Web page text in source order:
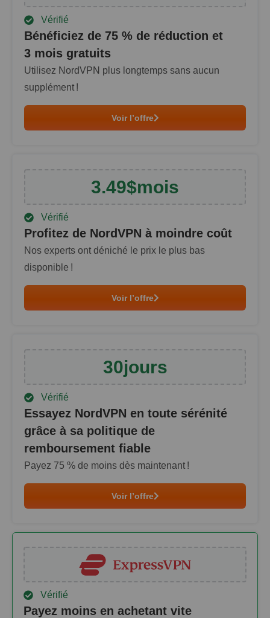
Vérifié
Bénéficiez de 75 % de réduction et
3 mois gratuits
Utilisez NordVPN plus longtemps sans aucun
supplément !
Voir l’offre
3.49$mois
Vérifié
Profitez de NordVPN à moindre coût
Nos experts ont déniché le prix le plus bas
disponible !
Voir l’offre
30jours
Vérifié
Essayez NordVPN en toute sérénité
grâce à sa politique de
remboursement fiable
Payez 75 % de moins dès maintenant !
Voir l’offre
Vérifié
Payez moins en achetant vite